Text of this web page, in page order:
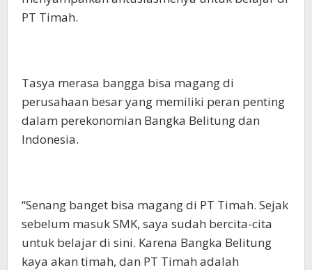
PT Timah.
Tasya merasa bangga bisa magang di
perusahaan besar yang memiliki peran penting
dalam perekonomian Bangka Belitung dan
Indonesia.
“Senang banget bisa magang di PT Timah. Sejak
sebelum masuk SMK, saya sudah bercita-cita
untuk belajar di sini. Karena Bangka Belitung
kaya akan timah, dan PT Timah adalah